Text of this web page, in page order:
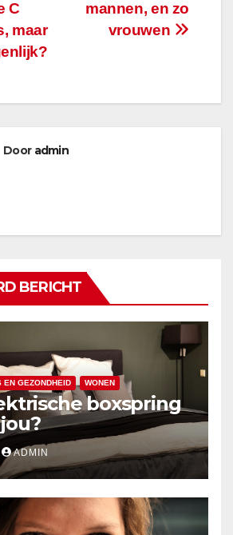
mannen, en zo
vrouwen
C
maar
Door admin
BERICHT
EN GEZONDHEID WONEN
boxspring
ADMIN